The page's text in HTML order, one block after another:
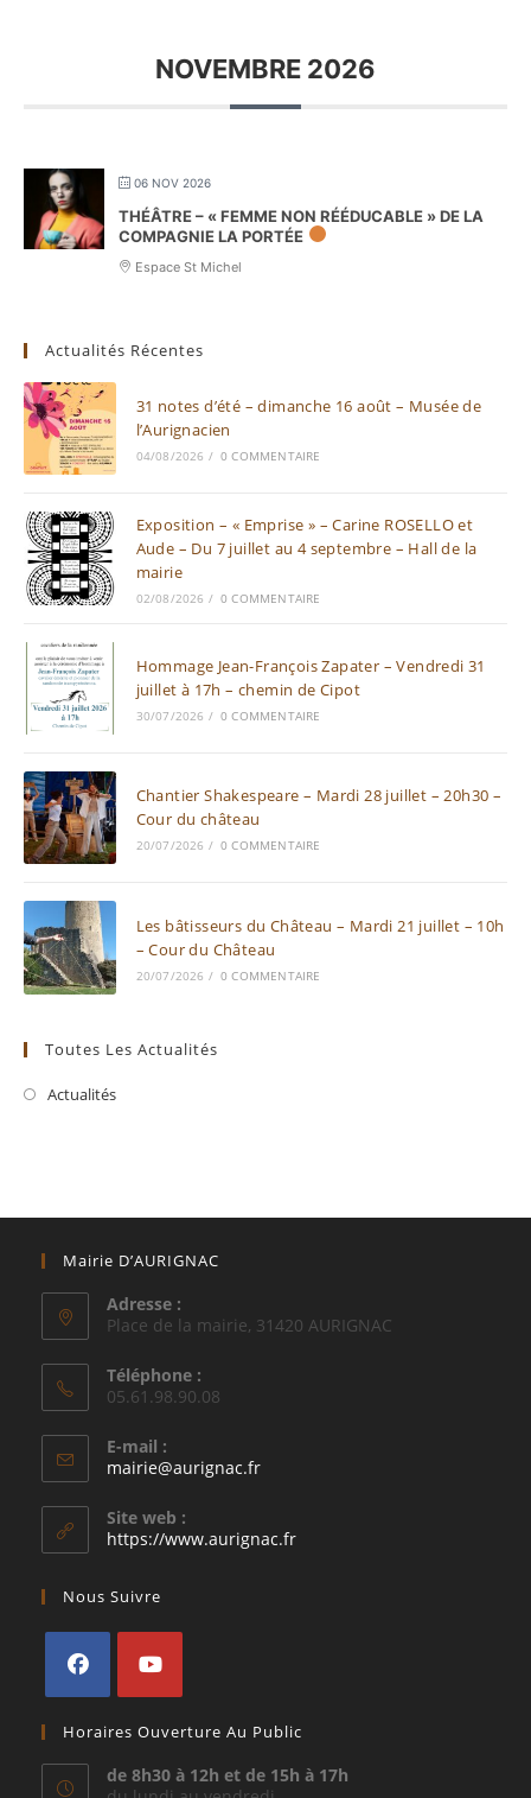
NOVEMBRE 2026
06 NOV 2026
THÉÂTRE – « FEMME NON RÉÉDUCABLE » DE LA
COMPAGNIE LA PORTÉE
Espace St Michel
Actualités Récentes
31 notes d’été – dimanche 16 août – Musée de
l’Aurignacien
04/08/2026 / 0 COMMENTAIRE
Exposition – « Emprise » – Carine ROSELLO et
Aude – Du 7 juillet au 4 septembre – Hall de la
mairie
02/08/2026 / 0 COMMENTAIRE
Hommage Jean-François Zapater – Vendredi 31
juillet à 17h – chemin de Cipot
30/07/2026 / 0 COMMENTAIRE
Chantier Shakespeare – Mardi 28 juillet – 20h30 –
Cour du château
20/07/2026 / 0 COMMENTAIRE
Les bâtisseurs du Château – Mardi 21 juillet – 10h
– Cour du Château
20/07/2026 / 0 COMMENTAIRE
Toutes Les Actualités
Actualités
Mairie D’AURIGNAC
Adresse :
Place de la mairie, 31420 AURIGNAC
Téléphone :
05.61.98.90.08
E-mail :
mairie@aurignac.frS’ouvre
application
Site web :
https://www.aurignac.fr
Nous Suivre
dans
un
dans
un
Horaires Ouverture Au Public
de 8h30 à 12h et de 15h à 17h